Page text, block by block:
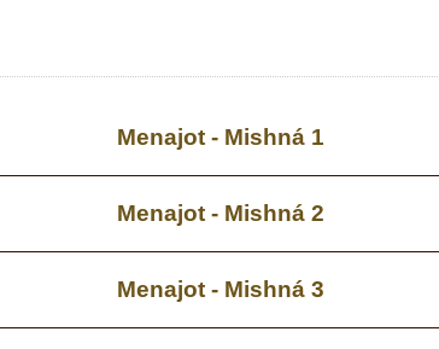
Menajot - Mishná 1
Menajot - Mishná 2
Menajot - Mishná 3